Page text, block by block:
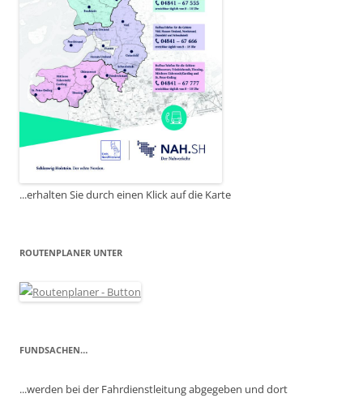
...erhalten Sie durch einen Klick auf die Karte
ROUTENPLANER UNTER
FUNDSACHEN…
...werden bei der Fahrdienstleitung abgegeben und dort